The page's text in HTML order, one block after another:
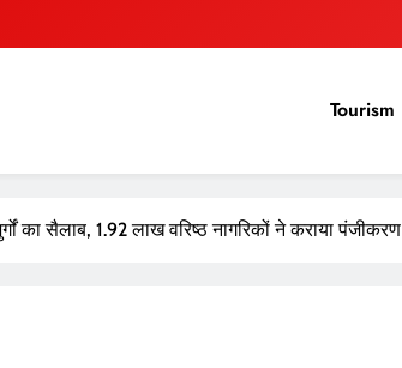
Tourism
का सैलाब, 1.92 लाख वरिष्ठ नागरिकों ने कराया पंजीकरण